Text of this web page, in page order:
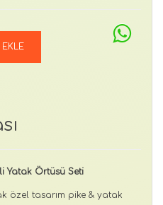
Yatak Örtüsü Seti
özel tasarım pike & yatak